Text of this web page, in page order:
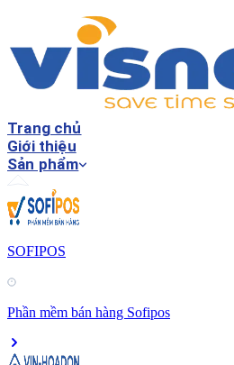
Trang chủ
Giới thiệu
Sản phẩm
SOFIPOS
Phần mềm bán hàng Sofipos